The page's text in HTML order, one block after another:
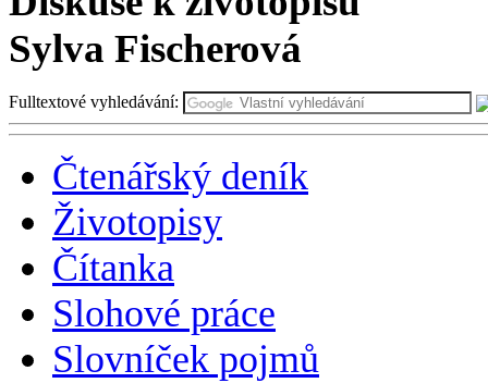
Diskuse k životopisu
Sylva Fischerová
Fulltextové vyhledávání:
Čtenářský deník
Životopisy